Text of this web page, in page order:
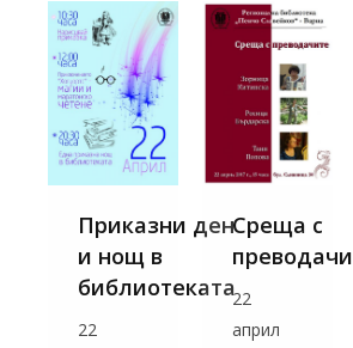
Приказни ден
и нощ в
библиотеката
22
Среща с
преводачи
22
април